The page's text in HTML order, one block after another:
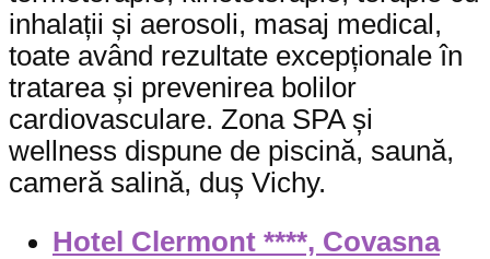
inhalații și aerosoli, masaj medical,
toate având rezultate excepționale în
tratarea și prevenirea bolilor
cardiovasculare. Zona SPA și
wellness dispune de piscină, saună,
cameră salină, duș Vichy.
Hotel Clermont ****, Covasna